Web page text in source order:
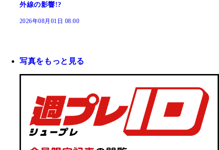
外線の影響!?
2026年08月01日 08:00
写真をもっと見る